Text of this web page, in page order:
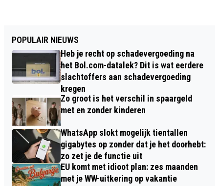
POPULAIR NIEUWS
Heb je recht op schadevergoeding na
het Bol.com-datalek? Dit is wat eerdere
slachtoffers aan schadevergoeding
kregen
Zo groot is het verschil in spaargeld
met en zonder kinderen
WhatsApp slokt mogelijk tientallen
gigabytes op zonder dat je het doorhebt:
zo zet je de functie uit
EU komt met idioot plan: zes maanden
met je WW-uitkering op vakantie